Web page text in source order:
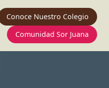
Conoce Nuestro Colegio
Comunidad Sor Juana